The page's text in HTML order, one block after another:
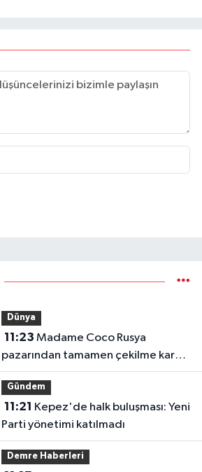
Dünya
11:23
pazarından tamamen çekilme kararı
aldı
Gündem
11:21
Parti yönetimi katılmadı
Demre Haberleri